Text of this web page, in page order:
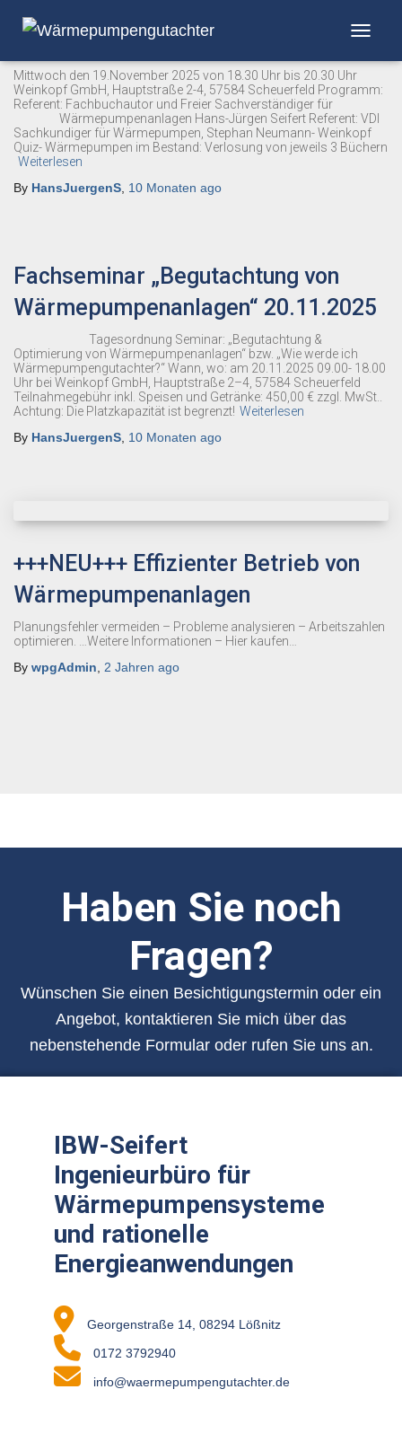
Info-Abend „Wärmepumpe“
Mittwoch den 19.November 2025 von 18.30 Uhr bis 20.30 Uhr
Weinkopf GmbH, Hauptstraße 2-4, 57584 Scheuerfeld Programm:
Referent: Fachbuchautor und Freier Sachverständiger für
Wärmepumpenanlagen Hans-Jürgen Seifert Referent: VDI
Sachkundiger für Wärmepumpen, Stephan Neumann- Weinkopf
Quiz- Wärmepumpen im Bestand: Verlosung von jeweils 3 Büchern
Weiterlesen
By HansJuergenS 10 Monaten ago
Fachseminar „Begutachtung von
Wärmepumpenanlagen“ 20.11.2025
Tagesordnung Seminar: „Begutachtung &
Optimierung von Wärmepumpenanlagen“ bzw. „Wie werde ich
Wärmepumpengutachter?“ Wann, wo: am 20.11.2025 09.00- 18.00
Uhr bei Weinkopf GmbH, Hauptstraße 2–4, 57584 Scheuerfeld
Teilnahmegebühr inkl. Speisen und Getränke: 450,00 € zzgl. MwSt..
Achtung: Die Platzkapazität ist begrenzt! Weiterlesen
By HansJuergenS 10 Monaten ago
+++NEU+++ Effizienter Betrieb von
Wärmepumpenanlagen
Planungsfehler vermeiden – Probleme analysieren – Arbeitszahlen
optimieren. …Weitere Informationen – Hier kaufen…
By wpgAdmin 2 Jahren ago
Haben Sie noch
Fragen?
Wünschen Sie einen Besichtigungstermin oder ein
Angebot, kontaktieren Sie mich über das
nebenstehende Formular oder rufen Sie uns an.
IBW-Seifert
Ingenieurbüro für
Wärmepumpensysteme
und rationelle
Energieanwendungen
Georgenstraße 14, 08294 Lößnitz
0172 3792940
info@waermepumpengutachter.de